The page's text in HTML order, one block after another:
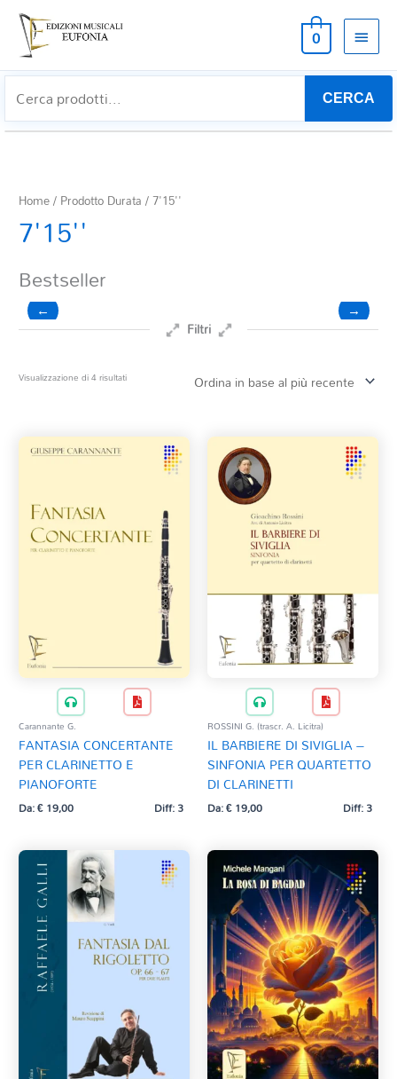
0
CERCA
Home/ Prodotto Durata / 7'15''
7'15''
Bestseller
← →
Filtri
Clarinetto basso
QR base
QR esecuzione
Trascrizioni e Arrangiamenti
AZZERA
Visualizzazione di 4 risultatiOrdina
in
Carannante G.
FANTASIA CONCERTANTE
PER CLARINETTO E
PIANOFORTE
Da:€19,00 Diff: 3
ROSSINI G. (trascr. A. Licitra)
IL BARBIERE DI SIVIGLIA –
SINFONIA PER QUARTETTO
DI CLARINETTI
Da:€19,00 Diff: 3